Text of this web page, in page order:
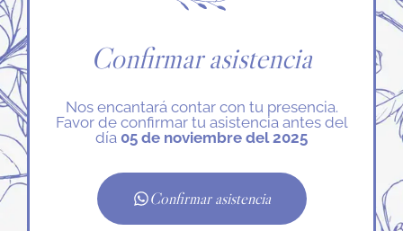
Confirmar asistencia
Nos encantará contar con tu presencia.
Favor de confirmar tu asistencia antes del
día 05 de noviembre del 2025
Confirmar asistencia